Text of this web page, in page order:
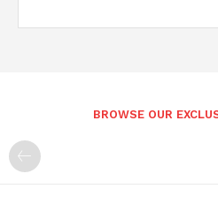
BROWSE OUR